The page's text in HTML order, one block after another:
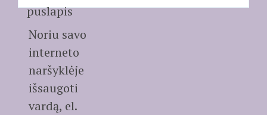
puslapis
Noriu savo
interneto
naršyklėje
išsaugoti
vardą, el.